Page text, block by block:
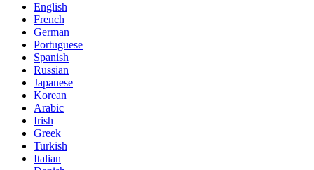
English
French
German
Portuguese
Spanish
Russian
Japanese
Korean
Arabic
Irish
Greek
Turkish
Italian